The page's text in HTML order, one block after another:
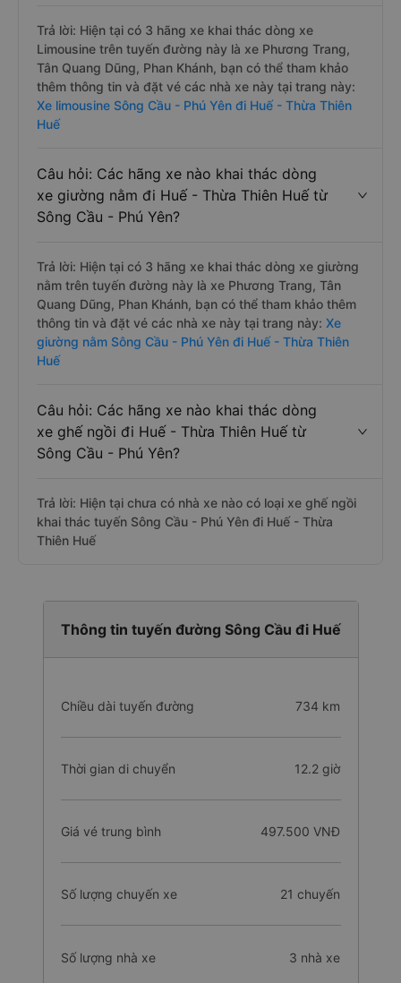
Trả lời: Hiện tại có 3 hãng xe khai thác dòng xe
Limousine trên tuyến đường này là xe Phương Trang,
Tân Quang Dũng, Phan Khánh, bạn có thể tham khảo
thêm thông tin và đặt vé các nhà xe này tại trang này:
Xe limousine Sông Cầu - Phú Yên đi Huế - Thừa Thiên
Huế
Câu hỏi: Các hãng xe nào khai thác dòng
xe giường nằm đi Huế - Thừa Thiên Huế từ
Sông Cầu - Phú Yên?
Trả lời: Hiện tại có 3 hãng xe khai thác dòng xe giường
nằm trên tuyến đường này là xe Phương Trang, Tân
Quang Dũng, Phan Khánh, bạn có thể tham khảo thêm
thông tin và đặt vé các nhà xe này tại trang này: Xe
giường nằm Sông Cầu - Phú Yên đi Huế - Thừa Thiên
Huế
Câu hỏi: Các hãng xe nào khai thác dòng
xe ghế ngồi đi Huế - Thừa Thiên Huế từ
Sông Cầu - Phú Yên?
Trả lời: Hiện tại chưa có nhà xe nào có loại xe ghế ngồi
khai thác tuyến Sông Cầu - Phú Yên đi Huế - Thừa
Thiên Huế
Thông tin tuyến đường Sông Cầu đi Huế
Chiều dài tuyến đường 734 km
Thời gian di chuyển 12.2 giờ
Giá vé trung bình 497.500 VNĐ
Số lượng chuyến xe 21 chuyến
Số lượng nhà xe 3 nhà xe